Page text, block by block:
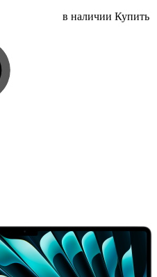
в наличии Купить